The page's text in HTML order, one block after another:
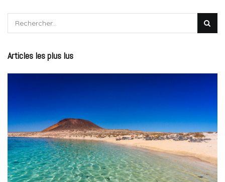
Articles les plus lus